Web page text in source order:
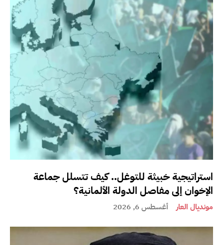
استراتيجية خبيثة للتوغل.. كيف تتسلل جماعة
الإخوان إلى مفاصل الدولة الألمانية؟
مونديال العار أغسطس 6, 2026